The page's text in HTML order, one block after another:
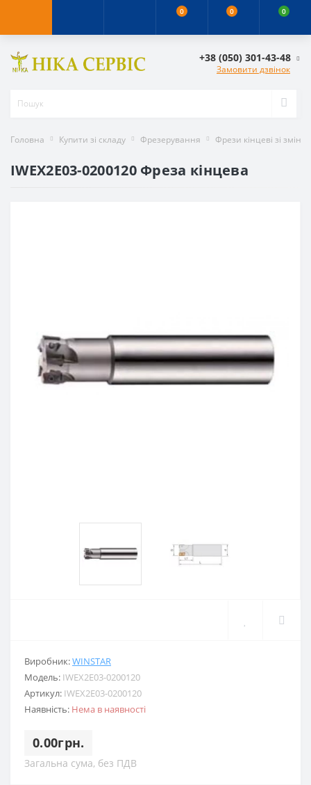
0 0 0
+38 (050) 301-43-48
Замовити дзвінок
Головна Купити зі складу Фрезерування Фрези кінцеві зі
IWEX2E03-0200120 Фреза кінцева
Виробник:WINSTAR
Модель: IWEX2E03-0200120
Артикул: IWEX2E03-0200120
Наявність: Нема в наявності
0.00грн.
Загальна сума, без ПДВ